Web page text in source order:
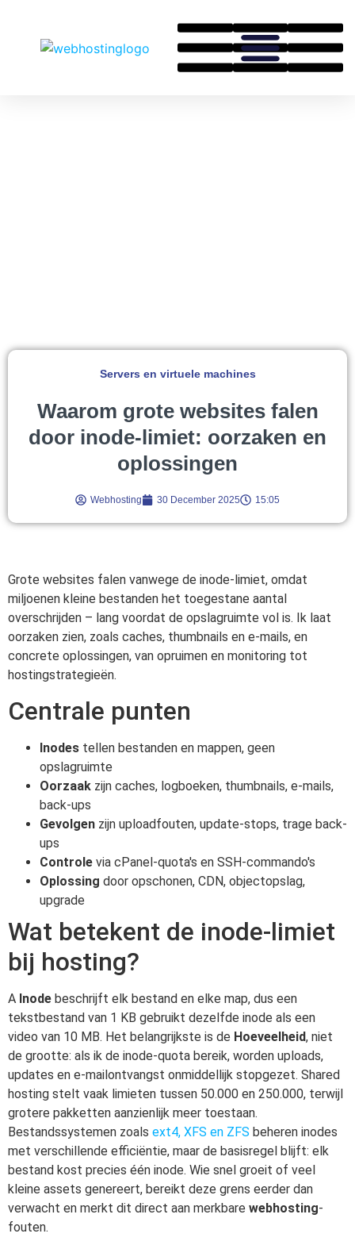
Servers en virtuele machines
Waarom grote websites falen
door inode-limiet: oorzaken en
oplossingen
Webhosting 30 December 2025 15:05
Grote websites falen vanwege de inode-limiet, omdat
miljoenen kleine bestanden het toegestane aantal
overschrijden – lang voordat de opslagruimte vol is. Ik laat
oorzaken zien, zoals caches, thumbnails en e-mails, en
concrete oplossingen, van opruimen en monitoring tot
hostingstrategieën.
Centrale punten
Inodes tellen bestanden en mappen, geen
opslagruimte
Oorzaak zijn caches, logboeken, thumbnails, e-mails,
back-ups
Gevolgen zijn uploadfouten, update-stops, trage back-
ups
Controle via cPanel-quota's en SSH-commando's
Oplossing door opschonen, CDN, objectopslag,
upgrade
Wat betekent de inode-limiet
bij hosting?
A Inode beschrijft elk bestand en elke map, dus een
tekstbestand van 1 KB gebruikt dezelfde inode als een
video van 10 MB. Het belangrijkste is de Hoeveelheid, niet
de grootte: als ik de inode-quota bereik, worden uploads,
updates en e-mailontvangst onmiddellijk stopgezet. Shared
hosting stelt vaak limieten tussen 50.000 en 250.000, terwijl
grotere pakketten aanzienlijk meer toestaan.
Bestandssystemen zoals ext4, XFS en ZFS beheren inodes
met verschillende efficiëntie, maar de basisregel blijft: elk
bestand kost precies één inode. Wie snel groeit of veel
kleine assets genereert, bereikt deze grens eerder dan
verwacht en merkt dit direct aan merkbare webhosting-
fouten.